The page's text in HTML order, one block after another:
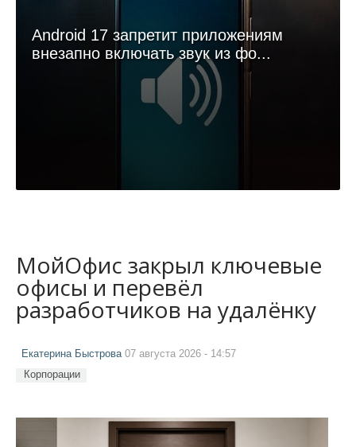
Android 17 запретит приложениям
внезапно включать звук из фо...
МойОфис закрыл ключевые
офисы и перевёл
разработчиков на удалёнку
Екатерина Быстрова 07 августа 2026 - 14:57
Корпорации